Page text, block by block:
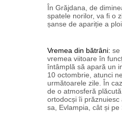
În Grăjdana, de
spatele norilor, va fi o
șanse de apariție a
Vremea din bătrâni: se
vremea viitoare în
întâmplă să apară un
10 octombrie, atunci
următoarele zile. În
de o atmosferă
ortodocși îi prăznuiesc
sa, Evlampia, cât și pe